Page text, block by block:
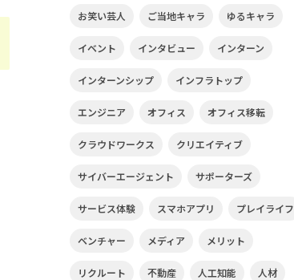
お笑い芸人 ご当地キャラ ゆるキャラ
イベント インタビュー インターン
インターンシップ インフラトップ
エンジニア オフィス オフィス移転
クラウドワークス クリエイティブ
サイバーエージェント サポーターズ
サービス体験 スマホアプリ プレイライフ
ベンチャー メディア メリット
リクルート 不動産 人工知能 人材